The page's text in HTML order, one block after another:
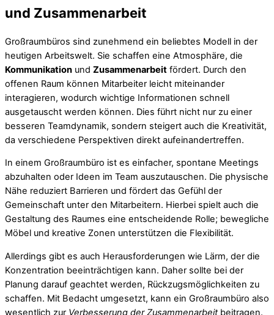
und Zusammenarbeit
Großraumbüros sind zunehmend ein beliebtes Modell in der
heutigen Arbeitswelt. Sie schaffen eine Atmosphäre, die
Kommunikation und Zusammenarbeit fördert. Durch den
offenen Raum können Mitarbeiter leicht miteinander
interagieren, wodurch wichtige Informationen schnell
ausgetauscht werden können. Dies führt nicht nur zu einer
besseren Teamdynamik, sondern steigert auch die Kreativität,
da verschiedene Perspektiven direkt aufeinandertreffen.
In einem Großraumbüro ist es einfacher, spontane Meetings
abzuhalten oder Ideen im Team auszutauschen. Die physische
Nähe reduziert Barrieren und fördert das Gefühl der
Gemeinschaft unter den Mitarbeitern. Hierbei spielt auch die
Gestaltung des Raumes eine entscheidende Rolle; bewegliche
Möbel und kreative Zonen unterstützen die Flexibilität.
Allerdings gibt es auch Herausforderungen wie Lärm, der die
Konzentration beeinträchtigen kann. Daher sollte bei der
Planung darauf geachtet werden, Rückzugsmöglichkeiten zu
schaffen. Mit Bedacht umgesetzt, kann ein Großraumbüro also
wesentlich zur Verbesserung der Zusammenarbeitbeitragen.